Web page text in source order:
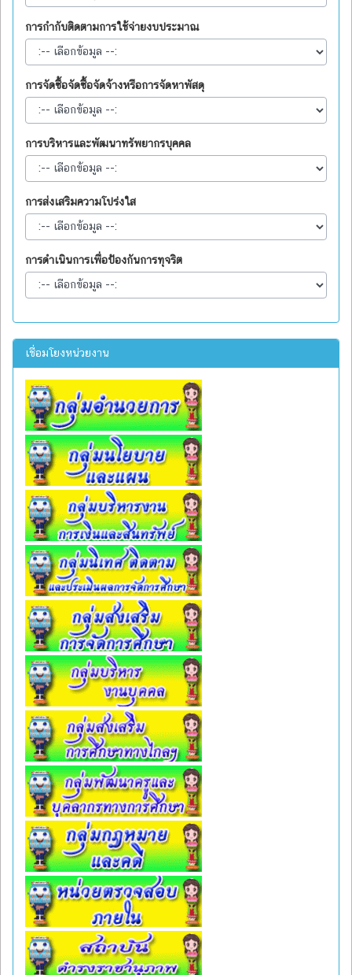
การกำกับติดตามการใช้จ่ายงบประมาณ
การจัดซื้อจัดซื้อจัดจ้างหรือการจัดหาพัสดุ
การบริหารและพัฒนาทรัพยากรบุคคล
การส่งเสริมความโปร่งใส
การดำเนินการเพื่อป้องกันการทุจริต
เชื่อมโยงหน่วยงาน